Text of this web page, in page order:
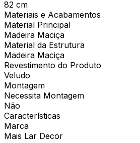
82 cm
Materiais e Acabamentos
Material Principal
Madeira Maciça
Material da Estrutura
Madeira Maciça
Revestimento do Produto
Veludo
Montagem
Necessita Montagem
Não
Características
Marca
Mais Lar Decor